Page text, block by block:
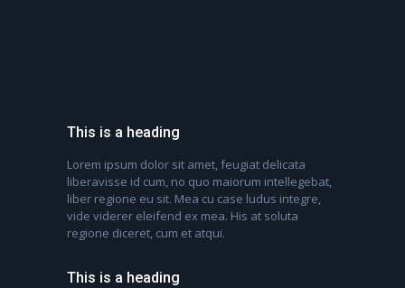
This is a heading
Lorem ipsum dolor sit amet, feugiat delicata
liberavisse id cum, no quo maiorum intellegebat,
liber regione eu sit. Mea cu case ludus integre,
vide viderer eleifend ex mea. His at soluta
regione diceret, cum et atqui.
This is a heading